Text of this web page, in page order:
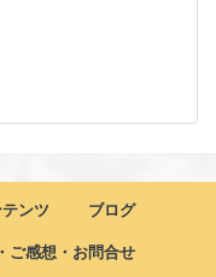
ンツ ブログ
ご感想・お問合せ